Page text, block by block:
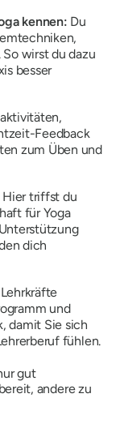
kennen: Du
wirst du dazu
besser
Feedback
zum Üben und
Hier triffst du
für Yoga
dich
und
damit Sie sich
fühlen.
gut
andere zu